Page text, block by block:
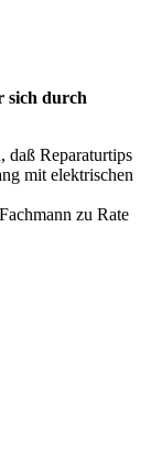
sich durch
daß Reparaturtips
mit elektrischen
zu Rate